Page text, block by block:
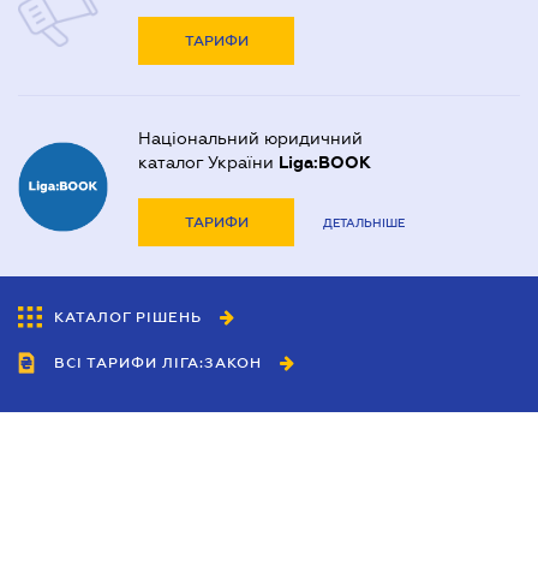
ТАРИФИ
Національний юридичний
каталог України Liga:BOOK
ТАРИФИ ДЕТАЛЬНІШЕ
КАТАЛОГ РІШЕНЬ
ВСІ ТАРИФИ ЛІГА:ЗАКОН